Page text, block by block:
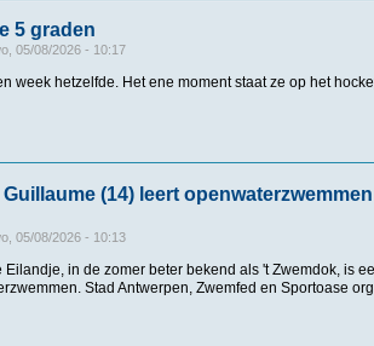
5 graden
05/08/2026 - 10:17
week hetzelfde. Het ene moment staat ze op het
onder de 5 graden
(14) leert
05/08/2026 - 10:13
in de zomer beter bekend als 't Zwemdok, is
Stad Antwerpen, Zwemfed en Sportoase
wel": Guillaume (14) leert openwaterzwemmen in